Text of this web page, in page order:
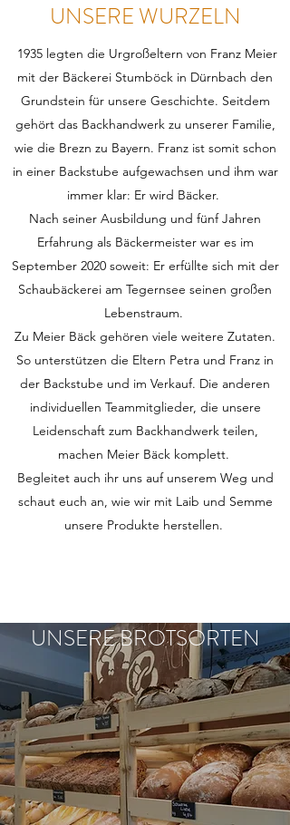
UNSERE WURZELN
1935 legten die Urgroßeltern von Franz Meier
mit der Bäckerei Stumböck in Dürnbach den
Grundstein für unsere Geschichte. Seitdem
gehört das Backhandwerk zu unserer Familie,
wie die Brezn zu Bayern. Franz ist somit schon
in einer Backstube aufgewachsen und ihm war
immer klar: Er wird Bäcker.
Nach seiner Ausbildung und fünf Jahren
Erfahrung als Bäckermeister war es im
September 2020 soweit: Er erfüllte sich mit der
Schaubäckerei am Tegernsee seinen großen
Lebenstraum.
Zu Meier Bäck gehören viele weitere Zutaten.
So unterstützen die Eltern Petra und Franz in
der Backstube und im Verkauf. Die anderen
individuellen Teammitglieder, die unsere
Leidenschaft zum Backhandwerk teilen,
machen Meier Bäck komplett.
Begleitet auch ihr uns auf unserem Weg und
schaut euch an, wie wir mit Laib und Semme
unsere Produkte herstellen.
UNSERE BROTSORTEN